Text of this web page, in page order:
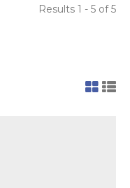
Results 1 - 5 of 5